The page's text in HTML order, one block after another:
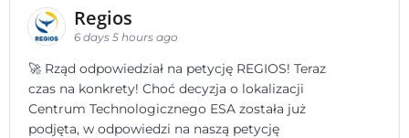
Regios
6 days 5 hours ago
🚀 Rząd odpowiedział na petycję REGIOS! Teraz
czas na konkrety! Choć decyzja o lokalizacji
Centrum Technologicznego ESA została już
podjęta, w odpowiedzi na naszą petycję